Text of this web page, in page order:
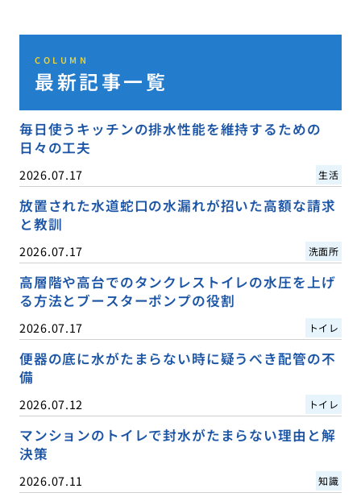
COLUMN
最新記事一覧
毎日使うキッチンの排水性能を維持するための
日々の工夫
2026.07.17 生活
放置された水道蛇口の水漏れが招いた高額な請求
と教訓
2026.07.17 洗面所
高層階や高台でのタンクレストイレの水圧を上げ
る方法とブースターポンプの役割
2026.07.17 トイレ
便器の底に水がたまらない時に疑うべき配管の不
備
2026.07.12 トイレ
マンションのトイレで封水がたまらない理由と解
決策
2026.07.11 知識